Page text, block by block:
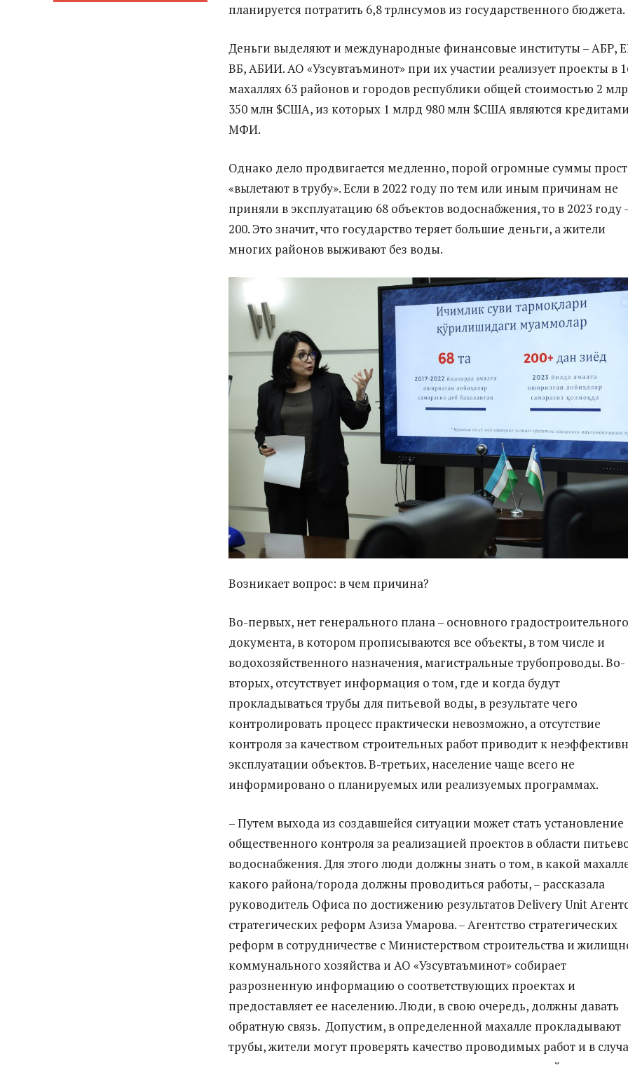
планируется потратить 6,8 трлнсумов из государственного бюджета.
Деньги выделяют и международные финансовые институты – АБР,
ВБ, АБИИ. АО «Узсувтаъминот» при их участии реализует проекты в
махаллях 63 районов и городов республики общей стоимостью 2
350 млн $США, из которых 1 млрд 980 млн $США являются
МФИ.
Однако дело продвигается медленно, порой огромные суммы
«вылетают в трубу». Если в 2022 году по тем или иным причинам не
приняли в эксплуатацию 68 объектов водоснабжения, то в 2023 году
200. Это значит, что государство теряет большие деньги, а жители
многих районов выживают без воды.
Возникает вопрос: в чем причина?
Во-первых, нет генерального плана – основного градостроительного
документа, в котором прописываются все объекты, в том числе и
водохозяйственного назначения, магистральные трубопроводы. Во-
вторых, отсутствует информация о том, где и когда будут
прокладываться трубы для питьевой воды, в результате чего
контролировать процесс практически невозможно, а отсутствие
контроля за качеством строительных работ приводит к
эксплуатации объектов. В-третьих, население чаще всего не
информировано о планируемых или реализуемых программах.
– Путем выхода из создавшейся ситуации может стать установление
общественного контроля за реализацией проектов в области
водоснабжения. Для этого люди должны знать о том, в какой
какого района/города должны проводиться работы, – рассказала
руководитель Офиса по достижению результатов Delivery Unit
стратегических реформ Азиза Умарова. – Агентство стратегических
реформ в сотрудничестве с Министерством строительства и
коммунального хозяйства и АО «Узсувтаъминот» собирает
разрозненную информацию о соответствующих проектах и
предоставляет ее населению. Люди, в свою очередь, должны давать
обратную связь. Допустим, в определенной махалле прокладывают
трубы, жители могут проверять качество проводимых работ и в